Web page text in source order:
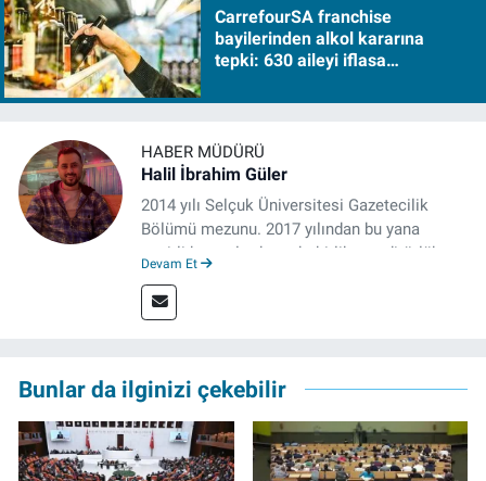
CarrefourSA franchise
bayilerinden alkol kararına
tepki: 630 aileyi iflasa
HABER MÜDÜRÜ
Halil İbrahim Güler
2014 yılı Selçuk Üniversitesi Gazetecilik
Bölümü mezunu. 2017 yılından bu yana
çeşitli kurumlarda muhabirlik ve editörlük
müdürü olarak devam ediyor.
Devam Et
Bunlar da ilginizi çekebilir